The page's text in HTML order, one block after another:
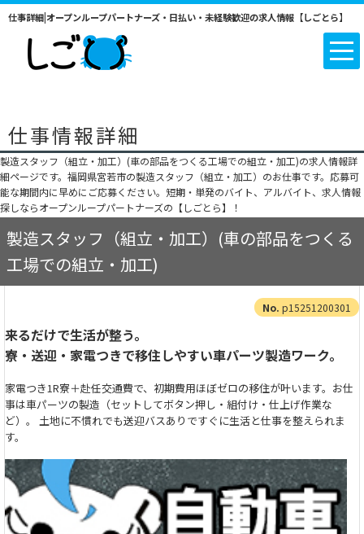
仕事詳細|オープンループパートナーズ・日払い・未経験歓迎の求人情報【しごとら】
仕事情報詳細
製造スタッフ（組立・加工）(車の部品をつくる工場での組立・加工)の求人情報詳
細ページです。福岡県宮若市の製造スタッフ（組立・加工）のお仕事です。応募可
能な期間内に早めにご応募ください。短期・単発のバイト、アルバイト、求人情報
探しならオープンループパートナーズの【しごとら】！
製造スタッフ（組立・加工）(車の部品をつくる
工場での組立・加工)
p15251200301
来るだけで生活が整う。
寮・送迎・家電つきで移住しやすい車パーツ製造ワーク。
家電つき1R寮＋赴任交通費で、初期費用ほぼゼロの移住が叶います。お仕
事は車パーツの製造（セットしてボタン押し・組付け・仕上げ作業な
ど）。 土地に不慣れでも送迎バスありですぐに生活と仕事を整えられま
す。